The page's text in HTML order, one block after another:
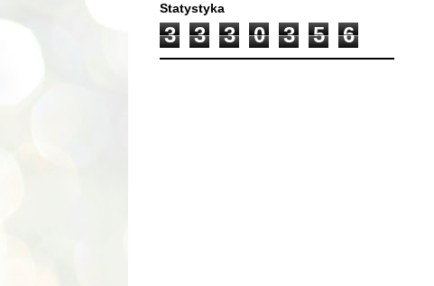
Statystyka
3 3 3 0 3 5 6